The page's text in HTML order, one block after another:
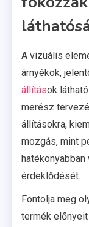
A vizuális
árnyékok,
állítások
merész
állításokra,
mozgás, mint
érdeklődését.
Fontolja meg
termék